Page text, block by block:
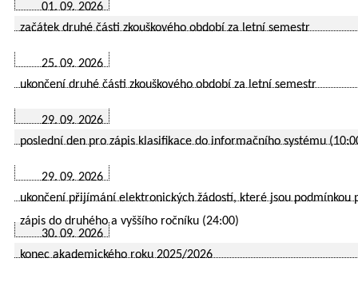
01. 09. 2026
začátek druhé části zkouškového období za letní semestr
25. 09. 2026
ukončení druhé části zkouškového období za letní semestr
29. 09. 2026
poslední den pro zápis klasifikace do informačního systému
29. 09. 2026
ukončení přijímání elektronických žádostí, které jsou podmínkou
zápis do druhého a vyššího ročníku (24:00)
30. 09. 2026
konec akademického roku 2025/2026